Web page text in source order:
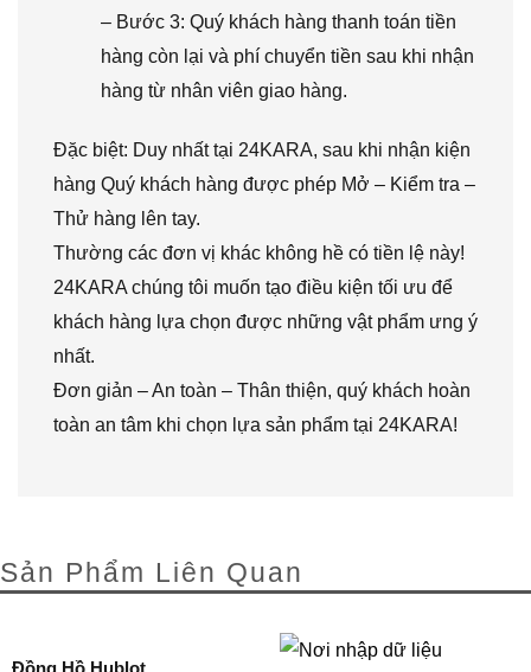
– Bước 3: Quý khách hàng thanh toán tiền
hàng còn lại và phí chuyển tiền sau khi nhận
hàng từ nhân viên giao hàng.
Đặc biệt: Duy nhất tại 24KARA, sau khi nhận kiện
hàng Quý khách hàng được phép Mở – Kiểm tra –
Thử hàng lên tay.
Thường các đơn vị khác không hề có tiền lệ này!
24KARA chúng tôi muốn tạo điều kiện tối ưu để
khách hàng lựa chọn được những vật phẩm ưng ý
nhất.
Đơn giản – An toàn – Thân thiện, quý khách hoàn
toàn an tâm khi chọn lựa sản phẩm tại 24KARA!
Sản Phẩm Liên Quan